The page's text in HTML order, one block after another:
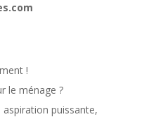
!
le ménage ?
puissante,